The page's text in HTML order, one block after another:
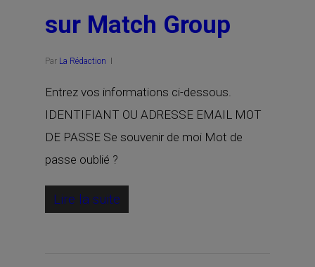
sur Match Group
Par La Rédaction
Entrez vos informations ci-dessous.
IDENTIFIANT OU ADRESSE EMAIL MOT
DE PASSE Se souvenir de moi Mot de
passe oublié ?
Lire la suite